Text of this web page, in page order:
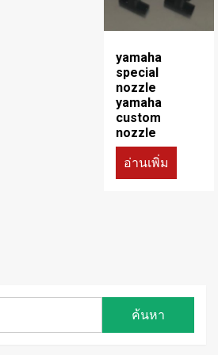
yamaha
special
nozzle
yamaha
custom
nozzle
อ่านเพิ่ม